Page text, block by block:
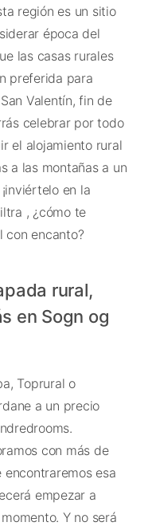
región es un sitio
época del
las casas rurales
preferida para
Valentín, fin de
celebrar por todo
el alojamiento rural
a las montañas a un
en la
, ¿cómo te
con encanto?
rural,
en Sogn og
Toprural o
a un precio
con más de
esa
empezar a
Y no será